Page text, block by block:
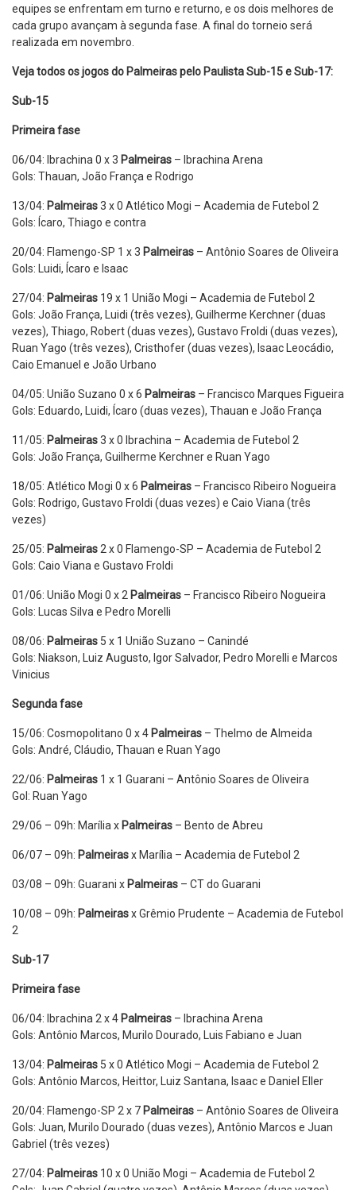
equipes se enfrentam em turno e returno, e os dois melhores de
cada grupo avançam à segunda fase. A final do torneio será
realizada em novembro.
Veja todos os jogos do Palmeiras pelo Paulista Sub-15 e Sub-17:
Sub-15
Primeira fase
06/04: Ibrachina 0 x 3 Palmeiras – Ibrachina Arena
Gols: Thauan, João França e Rodrigo
13/04: Palmeiras3 x 0 Atlético Mogi – Academia de Futebol 2
Gols: Ícaro, Thiago e contra
20/04: Flamengo-SP 1 x 3 Palmeiras – Antônio Soares de Oliveira
Gols: Luidi, Ícaro e Isaac
27/04: Palmeiras 19 x 1 União Mogi – Academia de Futebol 2
Gols: João França, Luidi (três vezes), Guilherme Kerchner (duas
vezes), Thiago, Robert (duas vezes), Gustavo Froldi (duas vezes),
Ruan Yago (três vezes), Cristhofer (duas vezes), Isaac Leocádio,
Caio Emanuel e João Urbano
04/05: União Suzano 0 x 6 Palmeiras – Francisco Marques Figueira
Gols: Eduardo, Luidi, Ícaro (duas vezes), Thauan e João França
11/05: Palmeiras3 x 0 Ibrachina – Academia de Futebol 2
Gols: João França, Guilherme Kerchner e Ruan Yago
18/05: Atlético Mogi 0 x 6 Palmeiras – Francisco Ribeiro Nogueira
Gols: Rodrigo, Gustavo Froldi (duas vezes) e Caio Viana (três
vezes)
25/05: Palmeiras2 x 0 Flamengo-SP – Academia de Futebol 2
Gols: Caio Viana e Gustavo Froldi
01/06: União Mogi 0 x 2 Palmeiras – Francisco Ribeiro Nogueira
Gols: Lucas Silva e Pedro Morelli
08/06: Palmeiras 5 x 1 União Suzano – Canindé
Gols: Niakson, Luiz Augusto, Igor Salvador, Pedro Morelli e Marcos
Vinicius
Segunda fase
15/06: Cosmopolitano 0 x 4 Palmeiras – Thelmo de Almeida
Gols: André, Cláudio, Thauan e Ruan Yago
22/06: Palmeiras 1 x 1 Guarani – Antônio Soares de Oliveira
Gol: Ruan Yago
29/06 – 09h: Marília x Palmeiras – Bento de Abreu
06/07 – 09h: Palmeirasx Marília – Academia de Futebol 2
03/08 – 09h: Guarani x Palmeiras – CT do Guarani
10/08 – 09h: Palmeirasx Grêmio Prudente – Academia de Futebol
2
Sub-17
Primeira fase
06/04: Ibrachina 2 x 4 Palmeiras – Ibrachina Arena
Gols: Antônio Marcos, Murilo Dourado, Luis Fabiano e Juan
13/04: Palmeiras 5 x 0 Atlético Mogi – Academia de Futebol 2
Gols: Antônio Marcos, Heittor, Luiz Santana, Isaac e Daniel Eller
20/04: Flamengo-SP 2 x 7 Palmeiras – Antônio Soares de Oliveira
Gols: Juan, Murilo Dourado (duas vezes), Antônio Marcos e Juan
Gabriel (três vezes)
27/04: Palmeiras 10 x 0 União Mogi – Academia de Futebol 2